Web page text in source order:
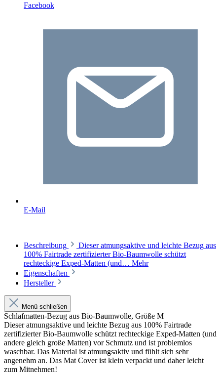
Facebook
E-Mail
Beschreibung
Dieser atmungsaktive und leichte Bezug aus
100% Fairtrade zertifizierter Bio-Baumwolle schützt
rechteckige Exped-Matten (und… Mehr
Eigenschaften
Hersteller
Menü schließen
Schlafmatten-Bezug aus Bio-Baumwolle, Größe M
Dieser atmungsaktive und leichte Bezug aus 100% Fairtrade
zertifizierter Bio-Baumwolle schützt rechteckige Exped-Matten (und
andere gleich große Matten) vor Schmutz und ist problemlos
waschbar. Das Material ist atmungsaktiv und fühlt sich sehr
angenehm an. Das Mat Cover ist klein verpackt und daher leicht
zum Mitnehmen!